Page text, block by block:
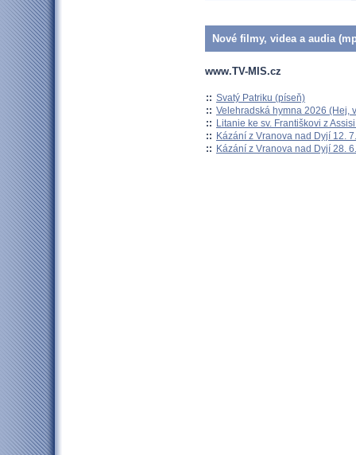
Nové filmy, videa a audia
www.TV-MIS.cz
:: Svatý Patriku (píseň)
:: Velehradská hymna 2026 (Hej,
:: Litanie ke sv. Františkovi z
:: Kázání z Vranova nad Dyjí 12.
:: Kázání z Vranova nad Dyjí 28.